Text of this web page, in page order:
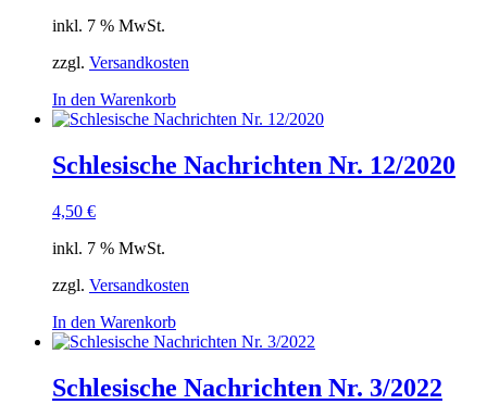
inkl. 7 % MwSt.
zzgl. Versandkosten
In den Warenkorb
Schlesische Nachrichten Nr. 12/2020
4,50 €
inkl. 7 % MwSt.
zzgl. Versandkosten
In den Warenkorb
Schlesische Nachrichten Nr. 3/2022